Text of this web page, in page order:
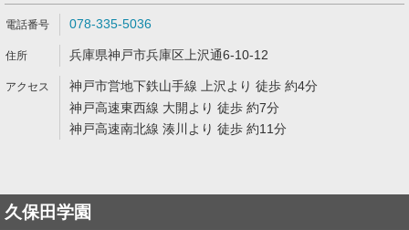
078-335-5036
兵庫県神戸市兵庫区上沢通6-10-12
神戸市営地下鉄山手線 上沢より 徒歩 約4分
神戸高速東西線 大開より 徒歩 約7分
神戸高速南北線 湊川より 徒歩 約11分
久保田学園